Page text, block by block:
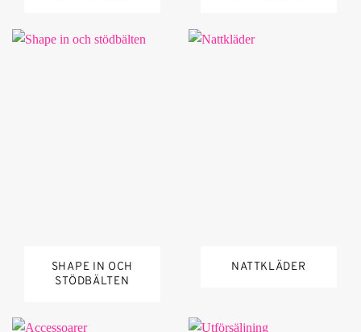
SHAPE IN OCH
STÖDBÄLTEN
NATTKLÄDER